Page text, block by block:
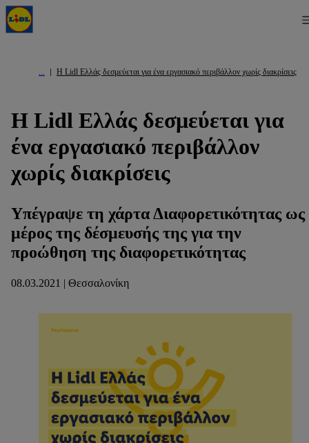
Η Lidl Ελλάς δεσμεύεται για ένα εργασιακό περιβάλλον χωρίς διακρίσεις
Η Lidl Ελλάς δεσμεύεται για
ένα εργασιακό περιβάλλον
χωρίς διακρίσεις
Υπέγραψε τη χάρτα Διαφορετικότητας ως
μέρος της δέσμευσής της για την
προώθηση της διαφορετικότητας
08.03.2021 | Θεσσαλονίκη